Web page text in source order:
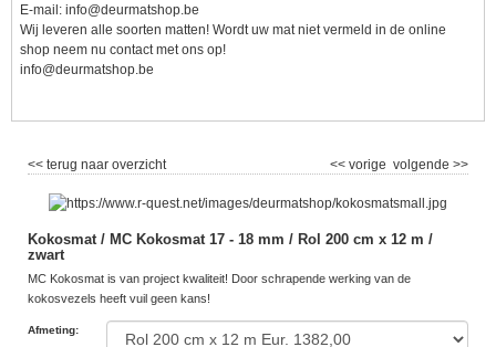
E-mail: info@deurmatshop.be
Wij leveren alle soorten matten! Wordt uw mat niet vermeld in de online
shop neem nu contact met ons op!
info@deurmatshop.be
<< terug naar overzicht volgende >>
<< vorige
Kokosmat / MC Kokosmat 17 - 18 mm / Rol 200 cm x 12 m /
zwart
MC Kokosmat is van project kwaliteit! Door schrapende werking van de
kokosvezels heeft vuil geen kans!
Afmeting: